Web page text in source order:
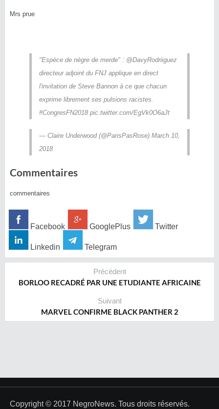
Mrs prue
"Espèce de nègre de merde" : @DavyRodriiguez
directeur adjoint du FNJ applique en direct
l'invitation de Steve Bannon à ce que chacun
exprime librement ses pulsions racistes.
#CongresFN2018 pic.twitter.com/EgVk0O6aJt
— Claire Underwood (@ParisPasRose) March 10,
2018
Commentaires
commentaires
Facebook GooglePlus Twitter
Linkedin Telegram
Précédent
BORLOO RECADRÉ PAR UNE ETUDIANTE AFRICAINE
Suivant
MARVEL CONFIRME BLACK PANTHER 2
Copyright © 2017 NegroNews. Tous droits réservés.